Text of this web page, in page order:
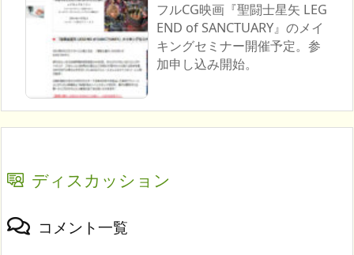
フルCG映画『聖闘士星矢 LEG
END of SANCTUARY』のメイ
キングセミナー開催予定。参
加申し込み開始。
ディスカッション
コメント一覧